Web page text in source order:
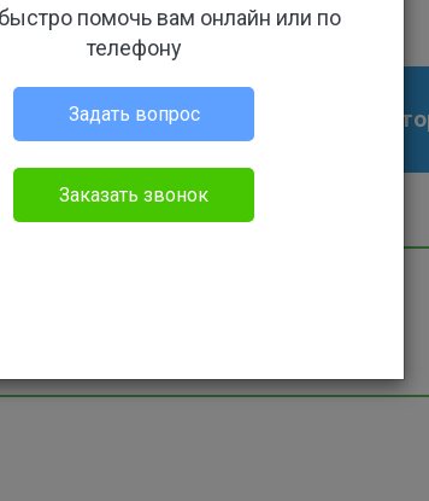
оставить отзыв только после
помочь вам онлайн или по
телефону
Задать вопрос
Заказать звонок